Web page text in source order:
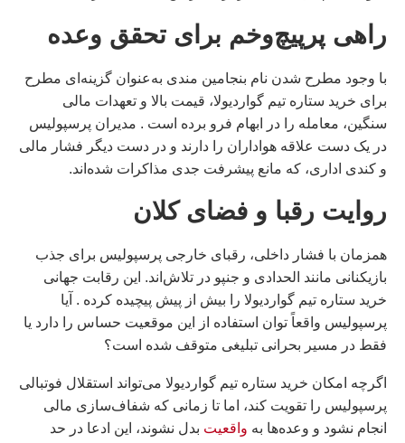
راهی پرپیچ‌وخم برای تحقق وعده
با وجود مطرح شدن نام بنجامین مندی به‌عنوان گزینه‌ای مطرح
برای خرید ستاره تیم گواردیولا، قیمت بالا و تعهدات مالی
سنگین، معامله را در ابهام فرو برده است . مدیران پرسپولیس
در یک دست علاقه هواداران را دارند و در دست دیگر فشار مالی
و کندی اداری، که مانع پیشرفت جدی مذاکرات شده‌اند.
روایت رقبا و فضای کلان
همزمان با فشار داخلی، رقبای خارجی پرسپولیس برای جذب
بازیکنانی مانند الحدادی و جنپو در تلاش‌اند. این رقابت جهانی
خرید ستاره تیم گواردیولا را بیش از پیش پیچیده کرده . آیا
پرسپولیس واقعاً توان استفاده از این موقعیت حساس را دارد یا
فقط در مسیر بحرانی تبلیغی متوقف شده است؟
اگرچه امکان خرید ستاره تیم گواردیولا می‌تواند استقلال فوتبالی
پرسپولیس را تقویت کند، اما تا زمانی که شفاف‌سازی مالی
انجام نشود و وعده‌ها به واقعیت بدل نشوند، این ادعا در حد